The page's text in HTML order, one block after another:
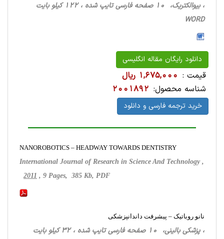
، بیوالکتریک، 10 صفحه فارسی تایپ شده ، 122 کیلو بایت
WORD
دانلود رایگان مقاله انگلیسی
قیمت : 1,675,000 ریال
شناسه محصول: 2001892
خرید ترجمه فارسی و دانلود
NANOROBOTICS – HEADWAY TOWARDS DENTISTRY
International Journal of Research in Science And Technology ,
2011 , 9 Pages, 385 Kb, PDF
نانو روباتیک – پیشرفت داندانپزشکی
، پزشکی بالینی، 10 صفحه فارسی تایپ شده ، 32 کیلو بایت